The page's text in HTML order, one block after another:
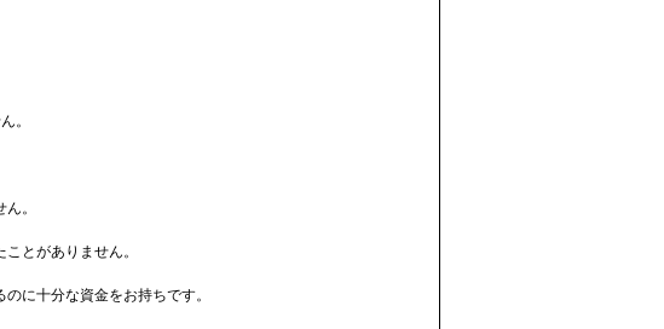
。
。
とがありません。
に十分な資金をお持ちです。